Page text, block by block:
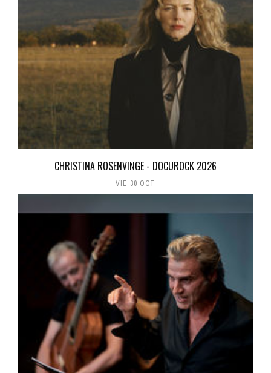
CHRISTINA ROSENVINGE - DOCUROCK 2026
VIE 30 OCT